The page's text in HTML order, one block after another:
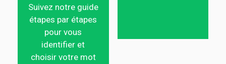
Suivez notre guide
étapes par étapes
pour vous
identifier et
choisir votre mot